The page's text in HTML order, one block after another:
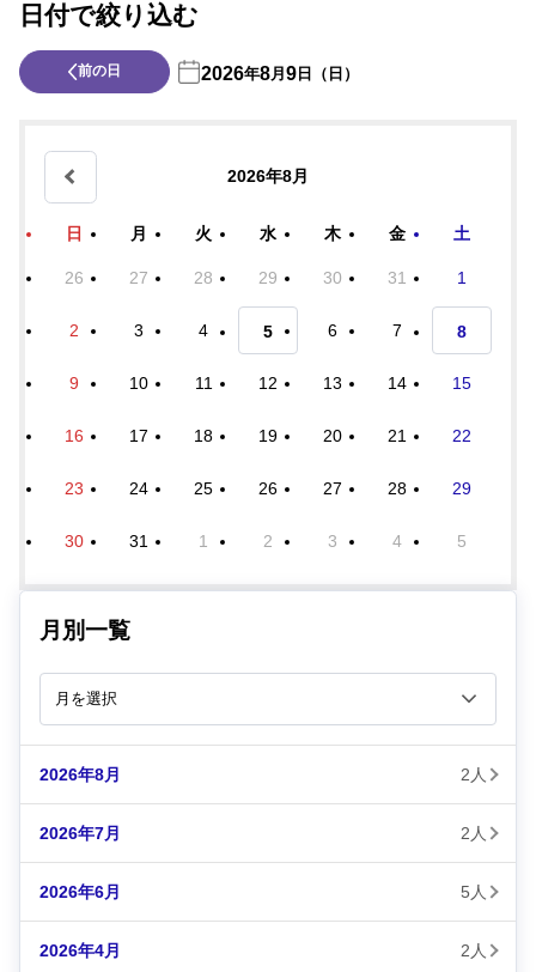
日付で絞り込む
前の日 2026年8月 9 日（日）
2026年8月
日 月 火 水 木 金 土
26 27 28 29 30 31 1
2 3 4 5 6 7 8
9 10 11 12 13 14 15
16 17 18 19 20 21 22
23 24 25 26 27 28 29
30 31 1 2 3 4 5
月別一覧
2026年8月 2人
2026年7月 2人
2026年6月 5人
2026年4月 2人